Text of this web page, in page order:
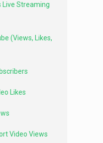
Live Streaming
(Views, Likes,
Likes
Video Views